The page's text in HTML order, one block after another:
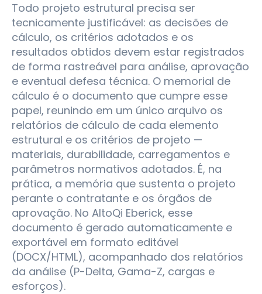
Todo projeto estrutural precisa ser
tecnicamente justificável: as decisões de
cálculo, os critérios adotados e os
resultados obtidos devem estar registrados
de forma rastreável para análise, aprovação
e eventual defesa técnica. O memorial de
cálculo é o documento que cumpre esse
papel, reunindo em um único arquivo os
relatórios de cálculo de cada elemento
estrutural e os critérios de projeto —
materiais, durabilidade, carregamentos e
parâmetros normativos adotados. É, na
prática, a memória que sustenta o projeto
perante o contratante e os órgãos de
aprovação. No AltoQi Eberick, esse
documento é gerado automaticamente e
exportável em formato editável
(DOCX/HTML), acompanhado dos relatórios
da análise (P-Delta, Gama-Z, cargas e
esforços).